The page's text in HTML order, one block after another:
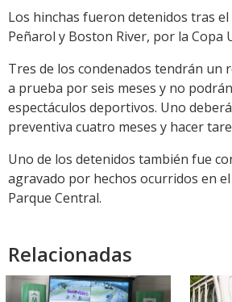
Los hinchas fueron detenidos tras
Peñarol y Boston River, por la Copa
Tres de los condenados tendrán un
a prueba por seis meses y no
espectáculos deportivos. Uno
preventiva cuatro meses y hacer
Uno de los detenidos también fue
agravado por hechos ocurridos en el
Parque Central.
Relacionadas